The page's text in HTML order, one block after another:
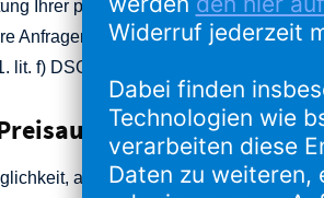
Ihrer personenbezogenen Daten ist
Anfragen zu beantworten, auch
lit. f) DSGVO Rechtsgrundlage ist.
auf unserer Webseite an